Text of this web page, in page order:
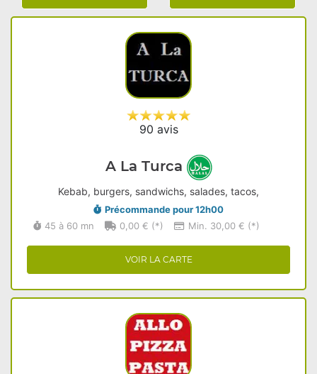
90 avis
A La Turca
Kebab, burgers, sandwichs, salades, tacos,
Précommande pour 12h00
45 à 60 mn
0,00 € (*) Min. 30,00 € (*)
VOIR LA CARTE